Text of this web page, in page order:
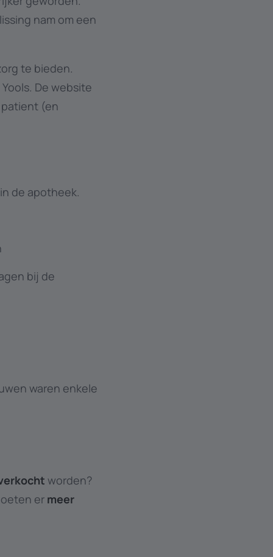
nam om een
te bieden.
De website
patient (en
de apotheek.
bij de
waren enkele
worden?
er meer